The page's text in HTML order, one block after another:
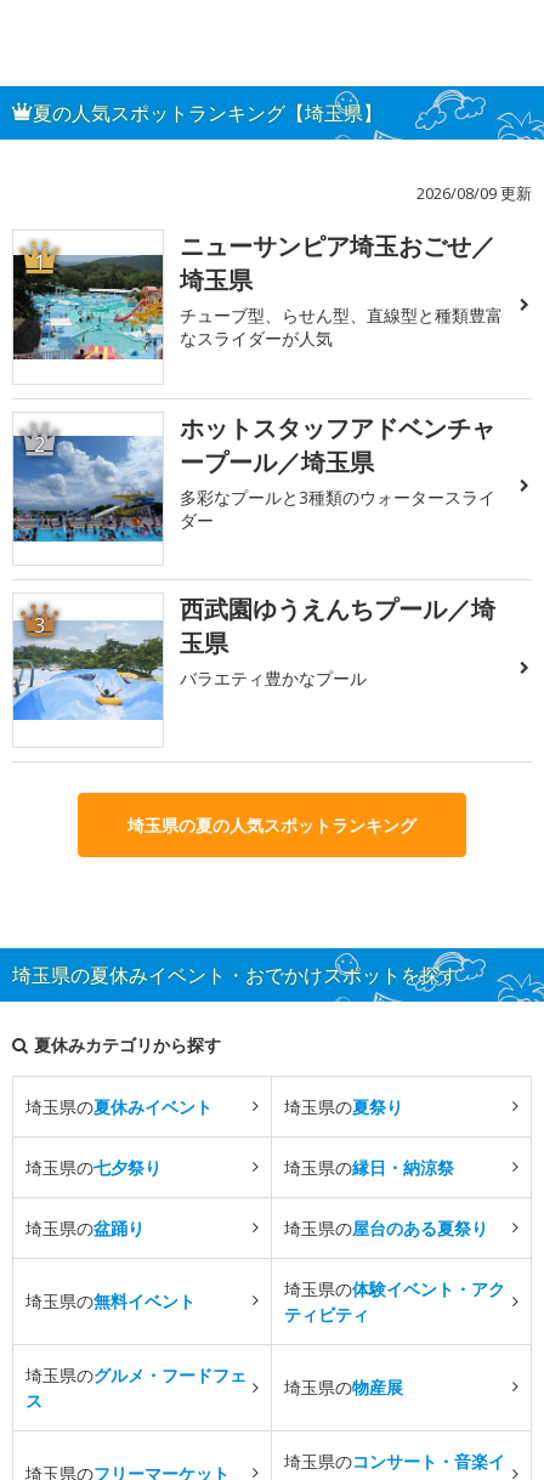
夏の人気スポットランキング【埼玉県】
2026/08/09 更新
1
ニューサンピア埼玉おごせ／
埼玉県
チューブ型、らせん型、直線型と種類豊富
なスライダーが人気
2
ホットスタッフアドベンチャ
ープール／埼玉県
多彩なプールと3種類のウォータースライ
ダー
3
西武園ゆうえんちプール／埼
玉県
バラエティ豊かなプール
埼玉県の夏の人気スポットランキング
埼玉県の夏休みイベント・おでかけスポットを探す
夏休みカテゴリから探す
埼玉県の夏休みイベント 埼玉県の夏祭り
埼玉県の七夕祭り 埼玉県の縁日・納涼祭
埼玉県の盆踊り 埼玉県の屋台のある夏祭り
埼玉県の無料イベント
埼玉県の体験イベント・アク
ティビティ
埼玉県のグルメ・フードフェ
ス
埼玉県の物産展
埼玉県のフリーマーケット
埼玉県のコンサート・音楽イ